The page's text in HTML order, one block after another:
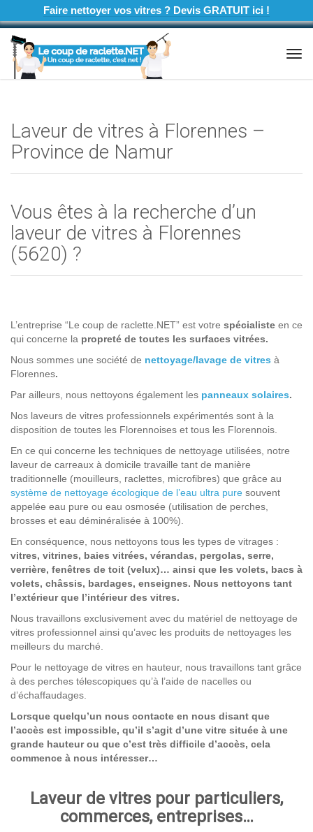
Faire nettoyer vos vitres ? Devis GRATUIT ici !
Laveur de vitres à Florennes –
Province de Namur
Vous êtes à la recherche d’un
laveur de vitres à Florennes
(5620) ?
L’entreprise “Le coup de raclette.NET” est votre spécialiste en ce
qui concerne la propreté de toutes les surfaces vitrées.
Nous sommes une société de nettoyage/lavage de vitres à
Florennes.
Par ailleurs, nous nettoyons également les panneaux solaires.
Nos laveurs de vitres professionnels expérimentés sont à la
disposition de toutes les Florennoises et tous les Florennois.
En ce qui concerne les techniques de nettoyage utilisées, notre
laveur de carreaux à domicile travaille tant de manière
traditionnelle (mouilleurs, raclettes, microfibres) que grâce au
système de nettoyage écologique de l’eau ultra pure souvent
appelée eau pure ou eau osmosée (utilisation de perches,
brosses et eau déminéralisée à 100%).
En conséquence, nous nettoyons tous les types de vitrages :
vitres, vitrines, baies vitrées, vérandas, pergolas, serre,
verrière, fenêtres de toit (velux)… ainsi que les volets, bacs à
volets, châssis, bardages, enseignes. Nous nettoyons tant
l’extérieur que l’intérieur des vitres.
Nous travaillons exclusivement avec du matériel de nettoyage de
vitres professionnel ainsi qu’avec les produits de nettoyages les
meilleurs du marché.
Pour le nettoyage de vitres en hauteur, nous travaillons tant grâce
à des perches télescopiques qu’à l’aide de nacelles ou
d’échaffaudages.
Lorsque quelqu’un nous contacte en nous disant que
l’accès est impossible, qu’il s’agit d’une vitre située à une
grande hauteur ou que c’est très difficile d’accès, cela
commence à nous intéresser…
Laveur de vitres pour particuliers,
commerces, entreprises…